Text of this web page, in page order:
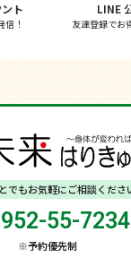
ト
信！
LINE
友達登録でお
でもお気軽にご相談くださ
55-7234
※予約優先制